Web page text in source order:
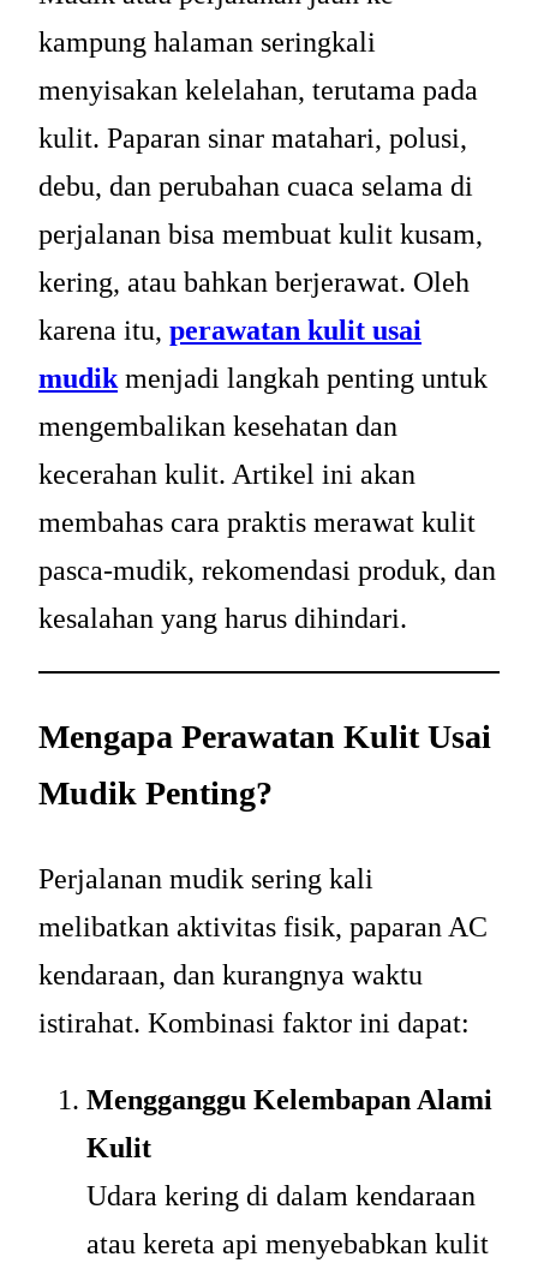
kampung halaman seringkali
menyisakan kelelahan, terutama pada
kulit. Paparan sinar matahari, polusi,
debu, dan perubahan cuaca selama di
perjalanan bisa membuat kulit kusam,
kering, atau bahkan berjerawat. Oleh
karena itu, perawatan kulit usai
mudik menjadi langkah penting untuk
mengembalikan kesehatan dan
kecerahan kulit. Artikel ini akan
membahas cara praktis merawat kulit
pasca-mudik, rekomendasi produk, dan
kesalahan yang harus dihindari.
Mengapa Perawatan Kulit Usai
Mudik Penting?
Perjalanan mudik sering kali
melibatkan aktivitas fisik, paparan AC
kendaraan, dan kurangnya waktu
istirahat. Kombinasi faktor ini dapat:
Mengganggu Kelembapan Alami
Kulit
Udara kering di dalam kendaraan
atau kereta api menyebabkan kulit